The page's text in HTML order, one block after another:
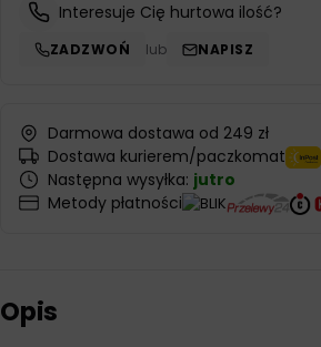
Interesuje Cię hurtowa ilość?
ZADZWOŃ lub NAPISZ
Darmowa dostawa od 249 zł
Dostawa kurierem/paczkomat
Następna wysyłka: jutro
Metody płatności
Opis